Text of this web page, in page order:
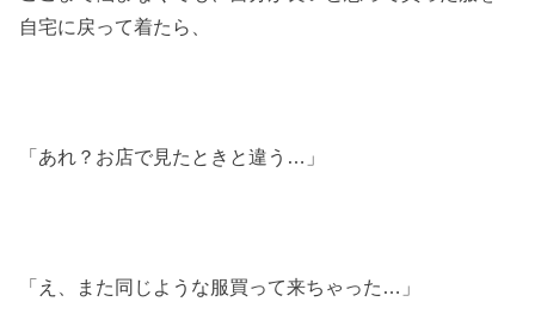
自宅に戻って着たら、
「あれ？お店で見たときと違う…」
「え、また同じような服買って来ちゃった…」